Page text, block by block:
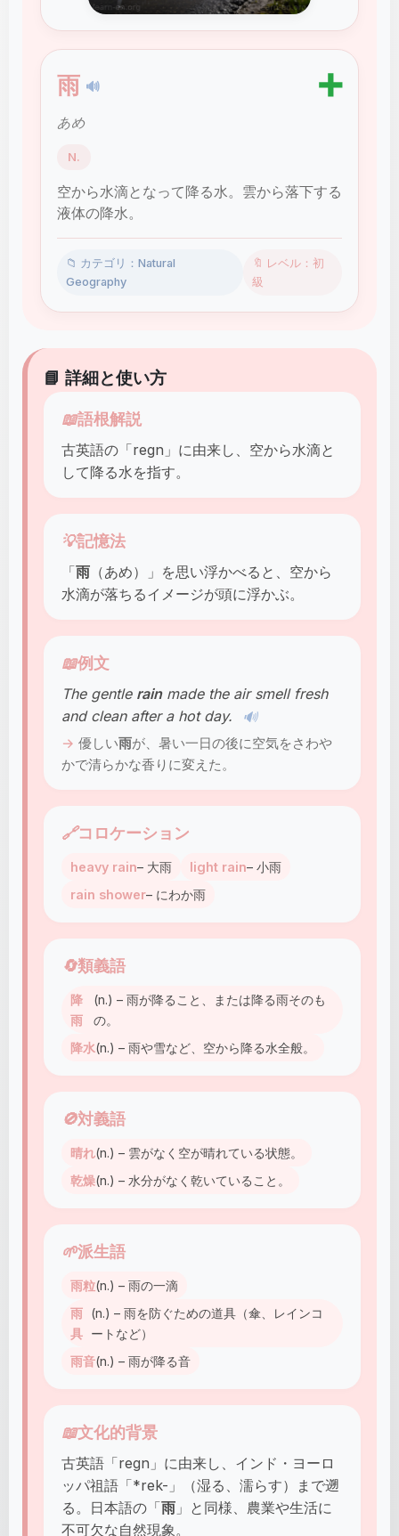
雨 🔊 ➕
あめ
N.
空から水滴となって降る水。雲から落下する
液体の降水。
📁 カテゴリ：Natural
Geography
🔖 レベル：初
級
📘 詳細と使い方
📖語根解説
古英語の「regn」に由来し、空から水滴と
して降る水を指す。
💡記憶法
「雨 （あめ）」を思い浮かべると、空から
水滴が落ちるイメージが頭に浮かぶ。
📖例文
The gentle rainmade the air smell fresh
and clean after a hot day.
🔊
優しい雨が、暑い一日の後に空気をさわや
かで清らかな香りに変えた。
🔗コロケーション
heavy rain– 大雨 light rain– 小雨
rain shower– にわか雨
🔄類義語
降
雨
(n.) – 雨が降ること、または降る雨そのも
の。
降水(n.) – 雨や雪など、空から降る水全般。
🚫対義語
晴れ(n.) – 雲がなく空が晴れている状態。
乾燥(n.) – 水分がなく乾いていること。
🌱派生語
雨粒(n.) – 雨の一滴
雨
具
(n.) – 雨を防ぐための道具（傘、レインコ
ートなど）
雨音(n.) – 雨が降る音
📖文化的背景
古英語「regn」に由来し、インド・ヨーロ
ッパ祖語「*rek-」（湿る、濡らす）まで遡
る。日本語の「雨 」と同様、農業や生活に
不可欠な自然現象。